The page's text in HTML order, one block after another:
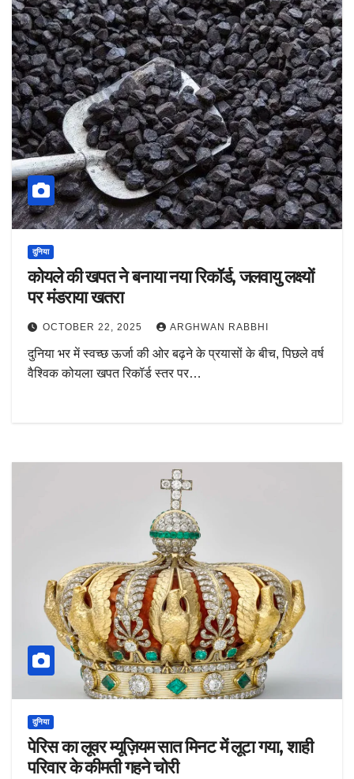
दुनिया
कोयले की खपत ने बनाया नया रिकॉर्ड, जलवायु लक्ष्यों
पर मंडराया खतरा
OCTOBER 22, 2025 ARGHWAN RABBHI
दुनिया भर में स्वच्छ ऊर्जा की ओर बढ़ने के प्रयासों के बीच, पिछले वर्ष
वैश्विक कोयला खपत रिकॉर्ड स्तर पर…
दुनिया
पेरिस का लूवर म्यूज़ियम सात मिनट में लूटा गया, शाही
परिवार के कीमती गहने चोरी